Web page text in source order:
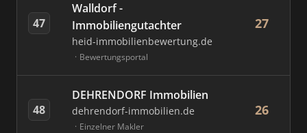
47
Walldorf -
Immobiliengutachter
heid-immobilienbewertung.de
Bewertungsportal
27
48
DEHRENDORF Immobilien
dehrendorf-immobilien.de
Einzelner Makler
26